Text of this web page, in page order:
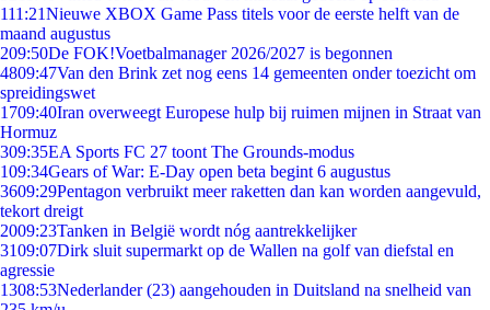
111:21Nieuwe XBOX Game Pass titels voor de eerste helft van de
maand augustus
209:50De FOK!Voetbalmanager 2026/2027 is begonnen
4809:47Van den Brink zet nog eens 14 gemeenten onder toezicht om
spreidingswet
1709:40Iran overweegt Europese hulp bij ruimen mijnen in Straat van
Hormuz
309:35EA Sports FC 27 toont The Grounds-modus
109:34Gears of War: E-Day open beta begint 6 augustus
3609:29Pentagon verbruikt meer raketten dan kan worden aangevuld,
tekort dreigt
2009:23Tanken in België wordt nóg aantrekkelijker
3109:07Dirk sluit supermarkt op de Wallen na golf van diefstal en
agressie
1308:53Nederlander (23) aangehouden in Duitsland na snelheid van